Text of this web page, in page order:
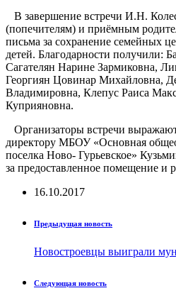
В завершение встречи И.Н.
(попечителям) и приёмным
письма за сохранение семейных
детей. Благодарности получили:
Сагателян Нарине Зармиковна,
Георгиян Цовинар Михайловна,
Владимировна, Клепус Раиса
Куприяновна.
Организаторы встречи
директору МБОУ «Основная
поселка Ново- Гурьевское»
за предоставленное помещение и
16.10.2017
Предыдущая новость
Новостроевцы выиграли
Следующая новость